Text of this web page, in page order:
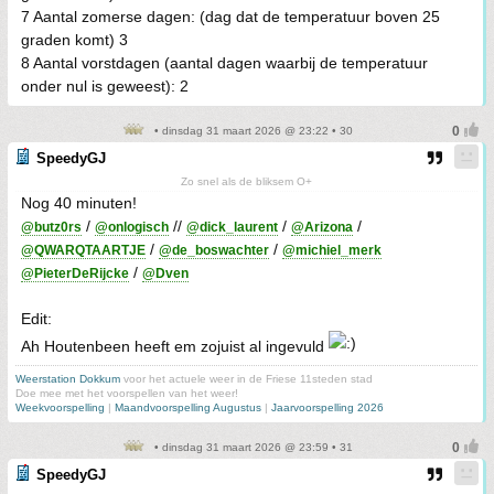
7 Aantal zomerse dagen: (dag dat de temperatuur boven 25
graden komt) 3
8 Aantal vorstdagen (aantal dagen waarbij de temperatuur
onder nul is geweest): 2
• dinsdag 31 maart 2026 @ 23:22 • 30
SpeedyGJ
Zo snel als de bliksem O+
Nog 40 minuten!
@butz0rs / @onlogisch // @dick_laurent / @Arizona /
@QWARQTAARTJE / @de_boswachter / @michiel_merk
@PieterDeRijcke / @Dven
Edit:
Ah Houtenbeen heeft em zojuist al ingevuld
Weerstation Dokkum voor het actuele weer in de Friese 11steden stad
Doe mee met het voorspellen van het weer!
Weekvoorspelling | Maandvoorspelling Augustus | Jaarvoorspelling 2026
• dinsdag 31 maart 2026 @ 23:59 • 31
SpeedyGJ